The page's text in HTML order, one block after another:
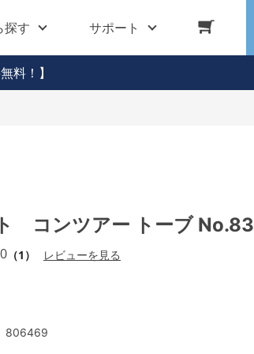
探す サポート
料！】
コンツアー トーブ No.83
（1） レビューを見る
806469